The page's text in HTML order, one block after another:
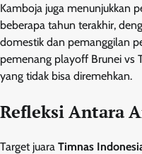
Kamboja juga menunjukkan
beberapa tahun terakhir,
domestik dan pemanggilan
pemenang playoff Brunei vs
yang tidak bisa diremehkan.
Refleksi Antara
Target juara Timnas